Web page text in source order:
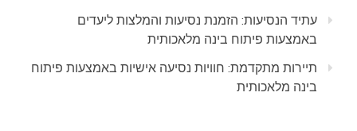
עתיד הנסיעות: הזמנת נסיעות והמלצות ליעדים
באמצעות פיתוח בינה מלאכותית
תיירות מתקדמת: חוויות נסיעה אישיות באמצעות פיתוח
בינה מלאכותית